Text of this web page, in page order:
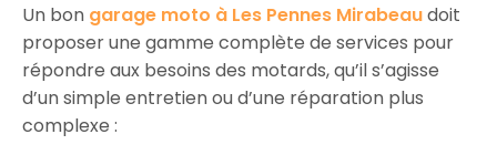
Un bon garage moto à Les Pennes Mirabeaudoit
proposer une gamme complète de services pour
répondre aux besoins des motards, qu’il s’agisse
d’un simple entretien ou d’une réparation plus
complexe :